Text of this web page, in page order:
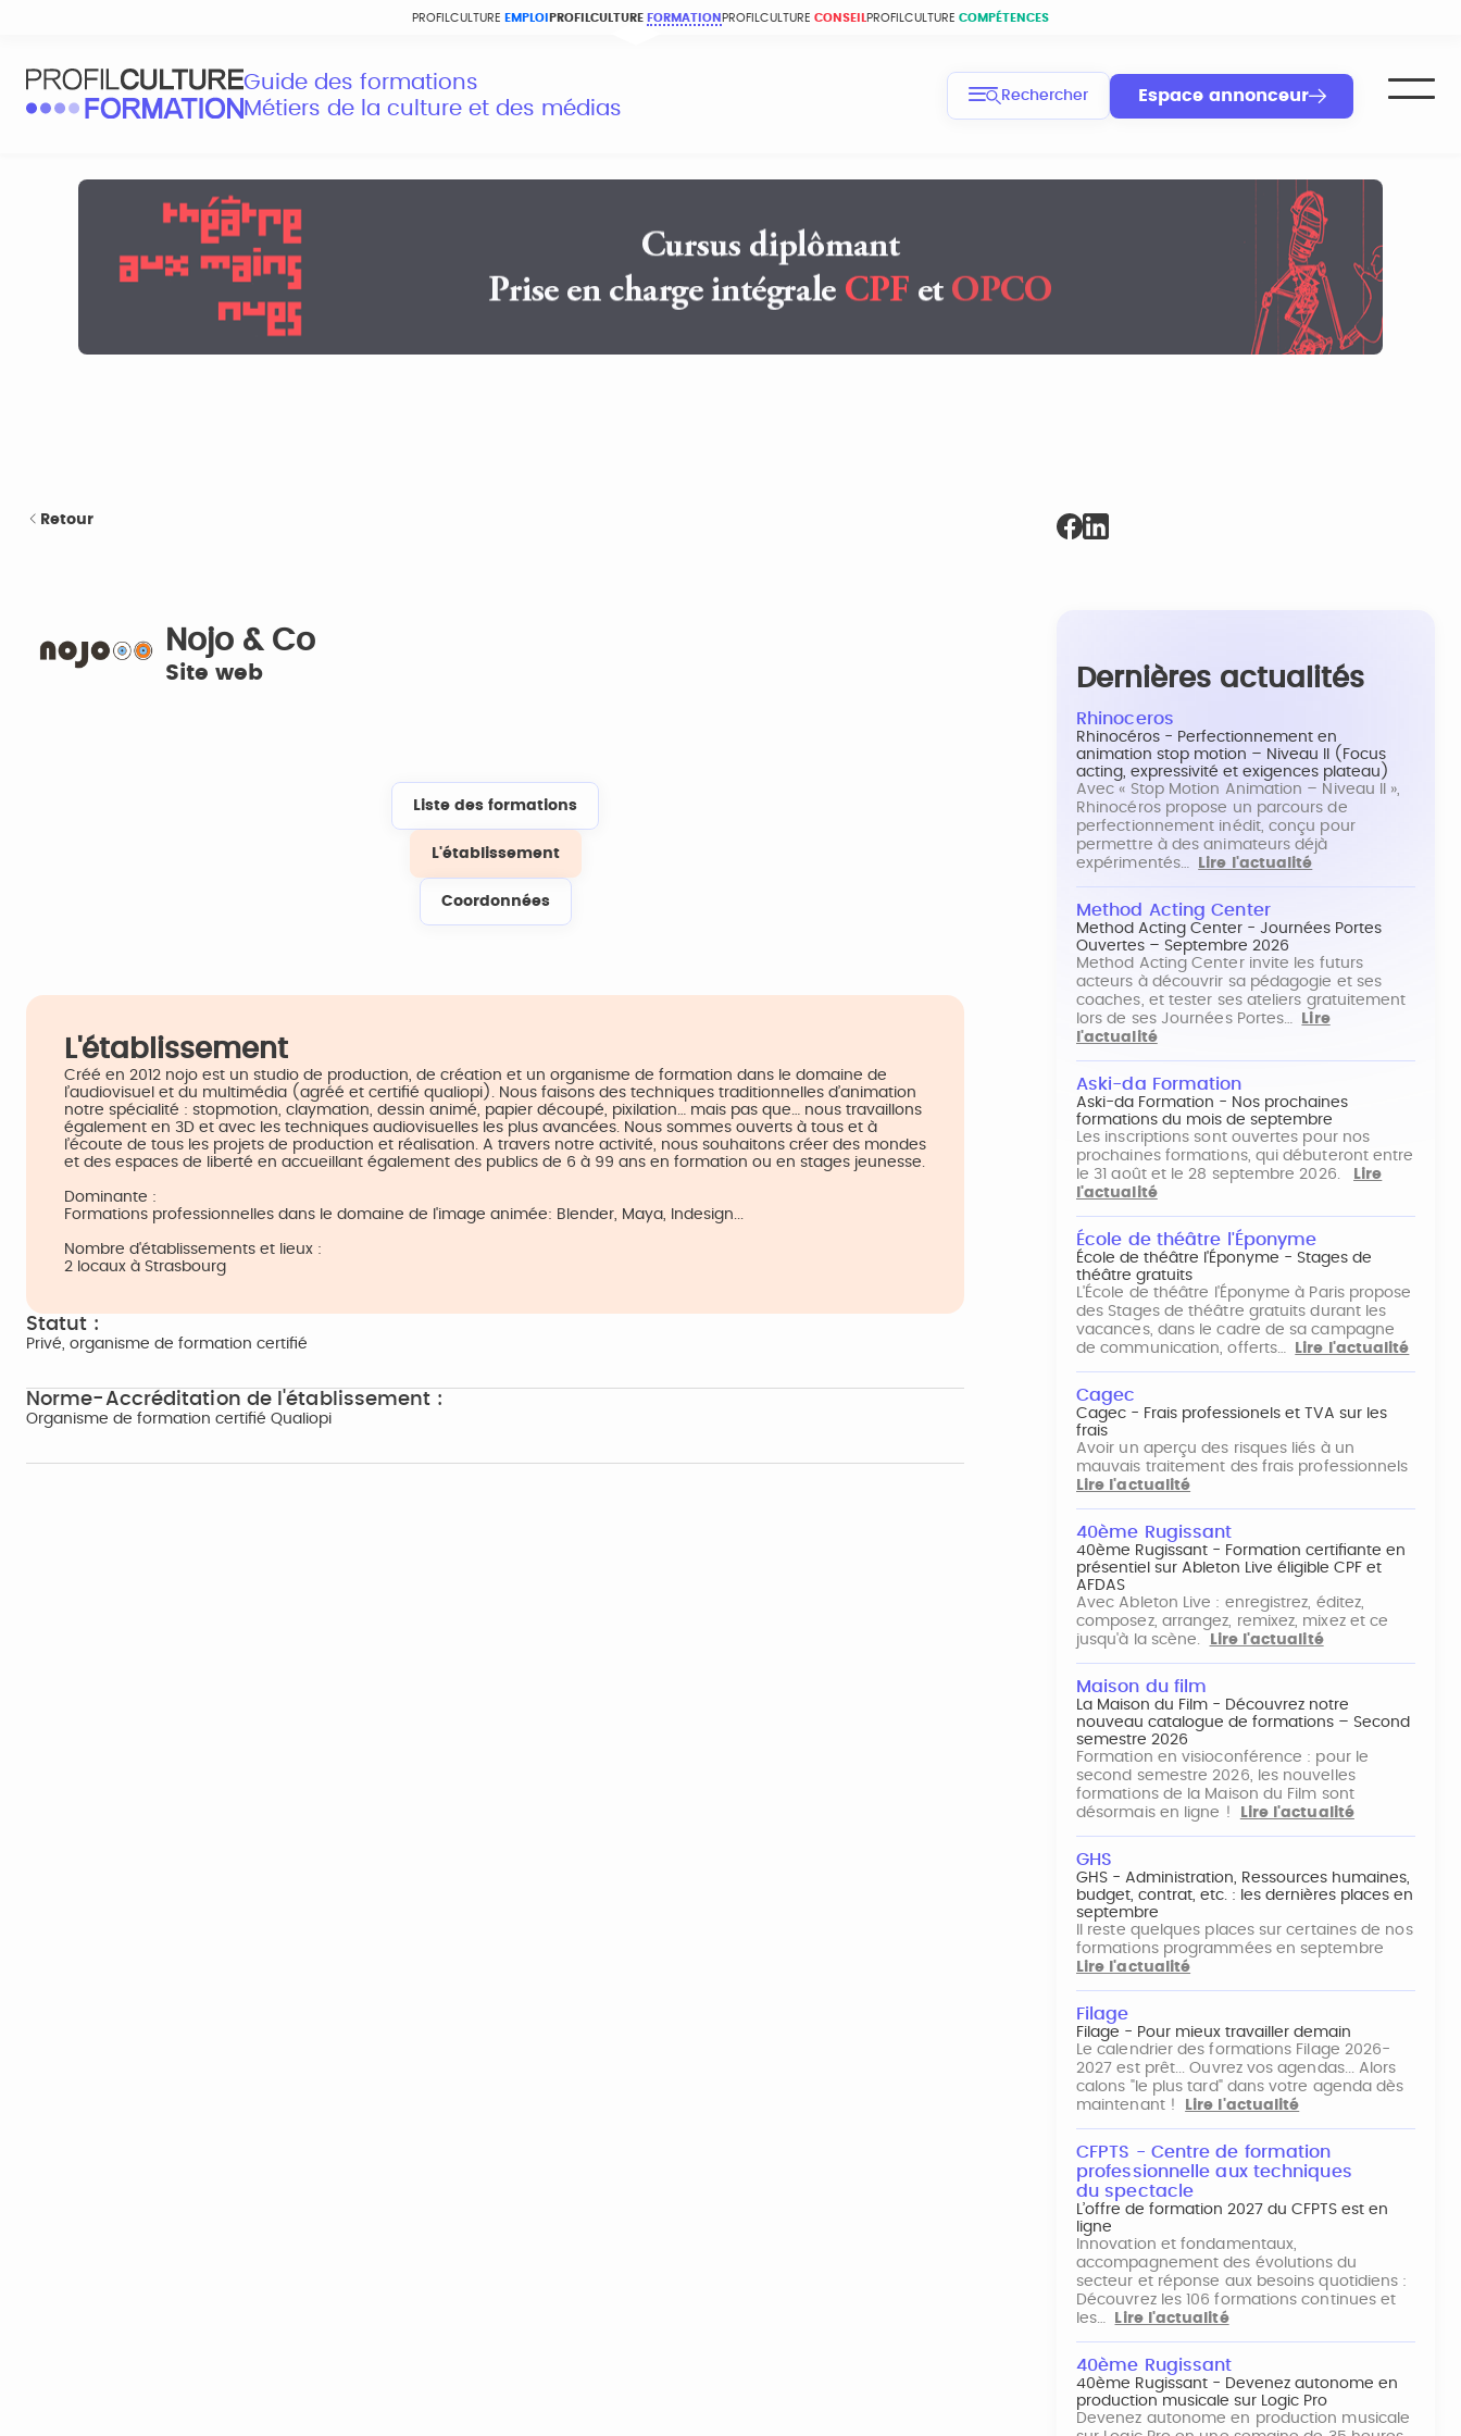
PROFILCULTURE EMPLOI PROFILCULTURE FORMATION PROFILCULTURE CONSEIL PROFILCULTURE COMPÉTENCES
Guide des formations
Métiers de la culture et des médias
Rechercher Espace annonceur
Retour
Nojo & Co
Site web
Liste des formations
L'établissement
Coordonnées
L'établissement
Créé en 2012 nojo est un studio de production, de création et un organisme de formation dans le domaine de
l’audiovisuel et du multimédia (agréé et certifié qualiopi). Nous faisons des techniques traditionnelles d’animation
notre spécialité : stopmotion, claymation, dessin animé, papier découpé, pixilation… mais pas que… nous travaillons
également en 3D et avec les techniques audiovisuelles les plus avancées. Nous sommes ouverts à tous et à
l’écoute de tous les projets de production et réalisation. A travers notre activité, nous souhaitons créer des mondes
et des espaces de liberté en accueillant également des publics de 6 à 99 ans en formation ou en stages jeunesse.
Dominante :
Formations professionnelles dans le domaine de l'image animée: Blender, Maya, Indesign...
Nombre d'établissements et lieux :
2 locaux à Strasbourg
Statut :
Privé, organisme de formation certifié
Norme-Accréditation de l'établissement :
Organisme de formation certifié Qualiopi
Dernières actualités
Rhinoceros
Rhinocéros - Perfectionnement en
animation stop motion – Niveau II (Focus
acting, expressivité et exigences plateau)
Avec « Stop Motion Animation – Niveau II »,
Rhinocéros propose un parcours de
perfectionnement inédit, conçu pour
permettre à des animateurs déjà
expérimentés…
Lire l'actualité
Method Acting Center
Method Acting Center - Journées Portes
Ouvertes – Septembre 2026
Method Acting Center invite les futurs
acteurs à découvrir sa pédagogie et ses
coaches, et tester ses ateliers gratuitement
lors de ses Journées Portes…
Lire
l'actualité
Aski-da Formation
Aski-da Formation - Nos prochaines
formations du mois de septembre
Les inscriptions sont ouvertes pour nos
prochaines formations, qui débuteront entre
le 31 août et le 28 septembre 2026.
Lire
l'actualité
École de théâtre l'Éponyme
École de théâtre l'Éponyme - Stages de
théâtre gratuits
L'École de théâtre l'Éponyme à Paris propose
des Stages de théâtre gratuits durant les
vacances, dans le cadre de sa campagne
de communication, offerts…
Lire l'actualité
Cagec
Cagec - Frais professionels et TVA sur les
frais
Avoir un aperçu des risques liés à un
mauvais traitement des frais professionnels
Lire l'actualité
40ème Rugissant
40ème Rugissant - Formation certifiante en
présentiel sur Ableton Live éligible CPF et
AFDAS
Avec Ableton Live : enregistrez, éditez,
composez, arrangez, remixez, mixez et ce
jusqu'à la scène.
Lire l'actualité
Maison du film
La Maison du Film - Découvrez notre
nouveau catalogue de formations – Second
semestre 2026
Formation en visioconférence : pour le
second semestre 2026, les nouvelles
formations de la Maison du Film sont
désormais en ligne !
Lire l'actualité
GHS
GHS - Administration, Ressources humaines,
budget, contrat, etc. : les dernières places en
septembre
Il reste quelques places sur certaines de nos
formations programmées en septembre
Lire l'actualité
Filage
Filage - Pour mieux travailler demain
Le calendrier des formations Filage 2026-
2027 est prêt... Ouvrez vos agendas... Alors
calons "le plus tard" dans votre agenda dès
maintenant !
Lire l'actualité
CFPTS - Centre de formation
professionnelle aux techniques
du spectacle
L’offre de formation 2027 du CFPTS est en
ligne
Innovation et fondamentaux,
accompagnement des évolutions du
secteur et réponse aux besoins quotidiens :
Découvrez les 106 formations continues et
les…
Lire l'actualité
40ème Rugissant
40ème Rugissant - Devenez autonome en
production musicale sur Logic Pro
Devenez autonome en production musicale